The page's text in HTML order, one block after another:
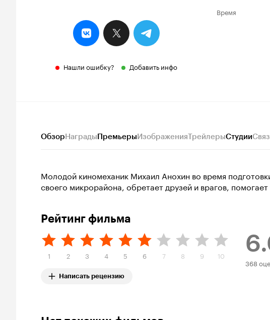
Нашли ошибку? Добавить инфо
Время
ОбзорНаградыПремьерыИзображенияТрейлерыСтудии
Молодой киномеханик Михаил Анохин во время
своего микрорайона, обретает друзей и врагов,
Рейтинг фильма
1 2 3 4 5 6 7 8 9 10
Написать рецензию
368